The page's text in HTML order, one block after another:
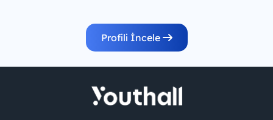
Profili İncele